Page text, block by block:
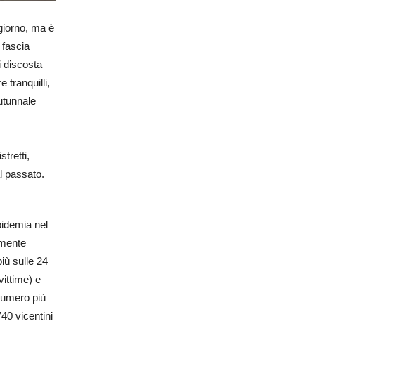
ma è
fascia
discosta –
tranquilli,
passato.
nel
sulle 24
e
più
vicentini